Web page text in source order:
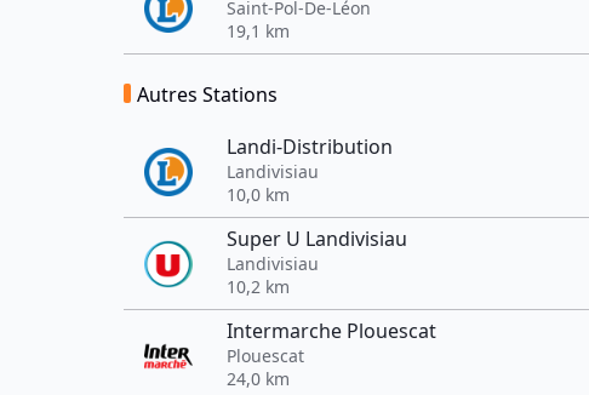
Saint-Pol-De-Léon
19,1 km
Autres Stations
Landi-Distribution
Landivisiau
10,0 km
Super U Landivisiau
Landivisiau
10,2 km
Intermarche Plouescat
Plouescat
24,0 km